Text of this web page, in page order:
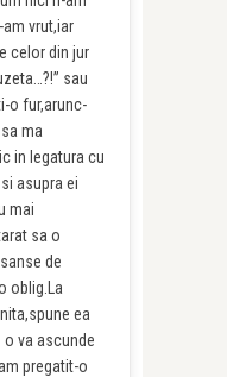
vrut,iar
celor din jur
sau
o fur,arunc-
ma
in legatura cu
asupra ei
mai
sa o
de
oblig.La
ea
va ascunde
pregatit-o